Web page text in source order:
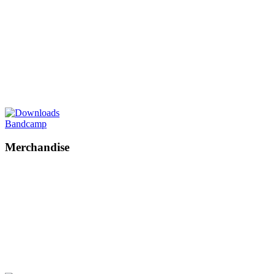
Bandcamp
Merchandise